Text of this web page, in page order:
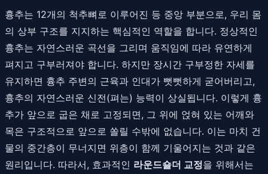
흉추는 12개의 척추뼈로 이루어진 등 중앙 부분으로, 우리 몸
의 상부 구조를 지지하는 핵심적인 역할을 합니다. 정상적인
흉추는 자연스러운 곡선을 그리며 움직임에 따라 유연하게
펴지고 구부러져야 합니다. 하지만 장시간 구부정한 자세를
유지하면 흉추 주변의 근육과 인대가 뻣뻣하게 굳어버리고,
흉추의 자연스러운 신전(펴는) 능력이 상실됩니다. 이렇게 흉
추가 앞으로 굽은 채로 고정되면, 그 위에 얹혀 있는 어깨와
목은 구조적으로 앞으로 쏠릴 수밖에 없습니다. 이는 마치 건
물의 중간층이 무너지면 위층이 함께 기울어지는 것과 같은
원리입니다. 따라서, 효과적인 라운드숄더 교정을 위해서는